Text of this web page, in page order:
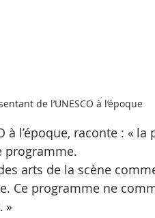
de l’UNESCO à l’époque
l’époque, raconte : «
programme.
arts de la scène
Ce programme ne
»